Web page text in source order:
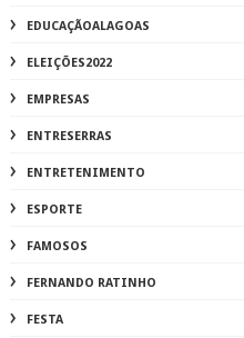
EDUCAÇÃOALAGOAS
ELEIÇÕES2022
EMPRESAS
ENTRESERRAS
ENTRETENIMENTO
ESPORTE
FAMOSOS
FERNANDO RATINHO
FESTA